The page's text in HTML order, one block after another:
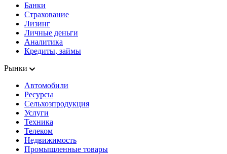
Банки
Страхование
Лизинг
Личные деньги
Аналитика
Кредиты, займы
Рынки
Автомобили
Ресурсы
Сельхозпродукция
Услуги
Техника
Телеком
Недвижимость
Промышленные товары